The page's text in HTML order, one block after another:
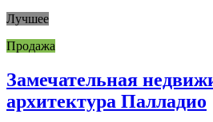
Лучшее
Продажа
Замечательная
архитектура Палладио